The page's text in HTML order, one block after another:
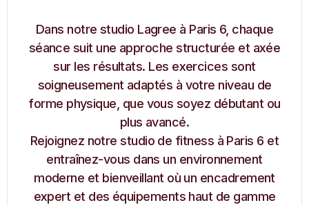
Dans notre studio Lagree à Paris 6, chaque
séance suit une approche structurée et axée
sur les résultats. Les exercices sont
soigneusement adaptés à votre niveau de
forme physique, que vous soyez débutant ou
plus avancé.
Rejoignez notre studio de fitness à Paris 6 et
entraînez-vous dans un environnement
moderne et bienveillant où un encadrement
expert et des équipements haut de gamme